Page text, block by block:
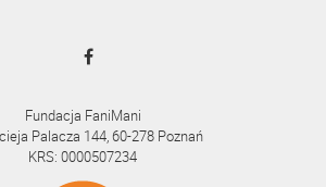
Fundacja FaniMani
Palacza 144, 60-278 Poznań
KRS: 0000507234